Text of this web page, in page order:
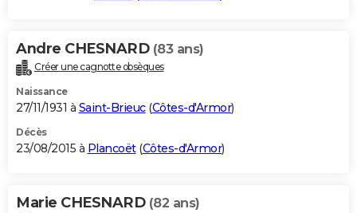
Andre CHESNARD (83 ans)
Créer une cagnotte obsèques
Naissance
27/11/1931 à Saint-Brieuc(Côtes-d'Armor)
Décès
23/08/2015 à Plancoët(Côtes-d'Armor)
Marie CHESNARD (82 ans)